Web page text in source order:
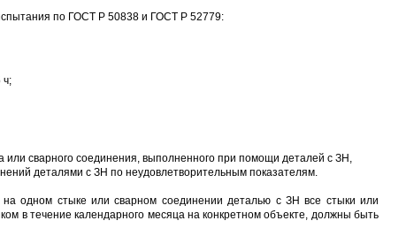
по ГОСТ Р 50838 и ГОСТ Р 52779:
ч;
сварного соединения, выполненного при помощи деталей с ЗН,
деталями с ЗН по неудовлетворительным показателям.
одном стыке или сварном соединении деталью с ЗН все стыки или
в течение календарного месяца на конкретном объекте, должны быть